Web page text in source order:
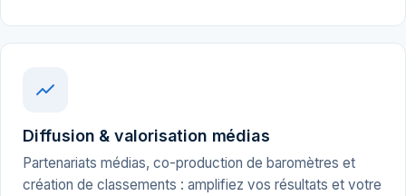
Diffusion & valorisation médias
Partenariats médias, co-production de baromètres et
création de classements : amplifiez vos résultats et votre